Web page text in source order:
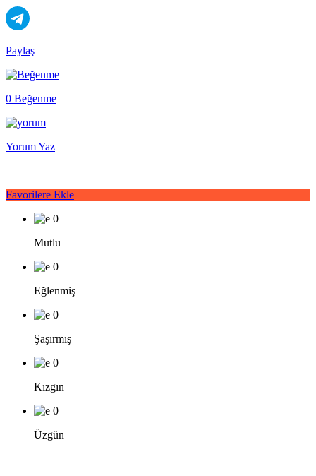
Paylaş
0 Beğenme
Yorum Yaz
Favorilere Ekle
0
Mutlu
0
Eğlenmiş
0
Şaşırmış
0
Kızgın
0
Üzgün